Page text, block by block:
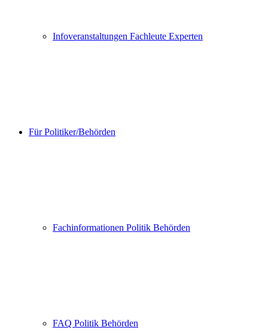
Infoveranstaltungen Fachleute Experten
Für Politiker/Behörden
Fachinformationen Politik Behörden
FAQ Politik Behörden